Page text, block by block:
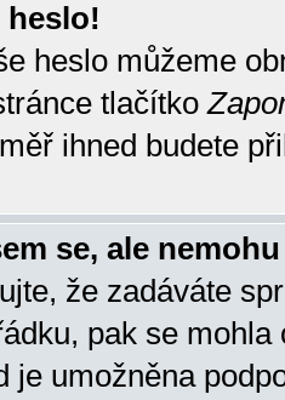
heslo!
heslo můžeme
tlačítko
ihned budete
se, ale
že zadáváte
pak se
je umožněna